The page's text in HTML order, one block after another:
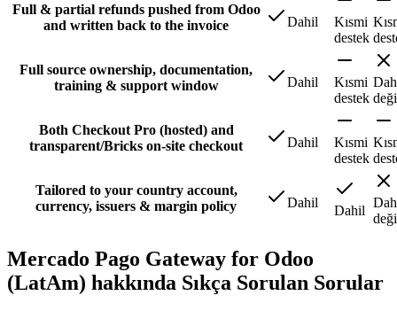
Full & partial refunds pushed from Odoo
and written back to the invoice
Dahil
Kısmi
destek
Full source ownership, documentation,
training & support window
Dahil
Kısmi
destek
Both Checkout Pro (hosted) and
transparent/Bricks on-site checkout
Dahil
Kısmi
destek
Tailored to your country account,
currency, issuers & margin policy
Dahil
Dahil
Mercado Pago Gateway for Odoo
(LatAm) hakkında Sıkça Sorulan Sorular